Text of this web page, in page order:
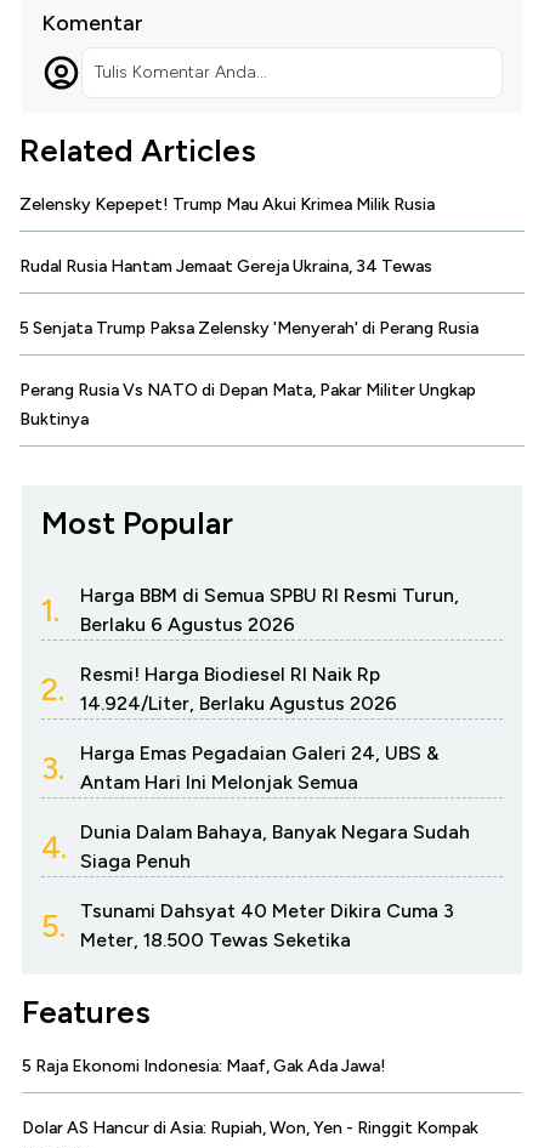
Komentar
Tulis Komentar Anda...
Related Articles
Zelensky Kepepet! Trump Mau Akui Krimea Milik Rusia
Rudal Rusia Hantam Jemaat Gereja Ukraina, 34 Tewas
5 Senjata Trump Paksa Zelensky 'Menyerah' di Perang Rusia
Perang Rusia Vs NATO di Depan Mata, Pakar Militer Ungkap
Buktinya
Most Popular
1.
Harga BBM di Semua SPBU RI Resmi Turun,
Berlaku 6 Agustus 2026
2.
Resmi! Harga Biodiesel RI Naik Rp
14.924/Liter, Berlaku Agustus 2026
3.
Harga Emas Pegadaian Galeri 24, UBS &
Antam Hari Ini Melonjak Semua
4.
Dunia Dalam Bahaya, Banyak Negara Sudah
Siaga Penuh
5.
Tsunami Dahsyat 40 Meter Dikira Cuma 3
Meter, 18.500 Tewas Seketika
Features
5 Raja Ekonomi Indonesia: Maaf, Gak Ada Jawa!
Dolar AS Hancur di Asia: Rupiah, Won, Yen - Ringgit Kompak